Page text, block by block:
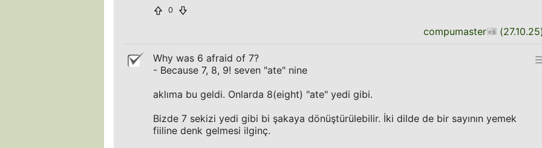
0
compumaster (27.10.25
Why was 6 afraid of 7?
- Because 7, 8, 9! seven "ate" nine
aklıma bu geldi. Onlarda 8(eight) "ate" yedi gibi.
Bizde 7 sekizi yedi gibi bi şakaya dönüştürülebilir. İki dilde de bir sayının yemek
fiiline denk gelmesi ilginç.